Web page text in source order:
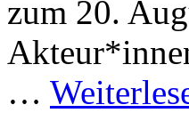
zum 20.
…